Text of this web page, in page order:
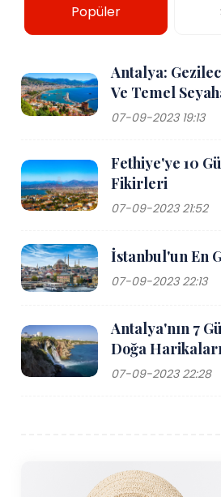
Popüler
Antalya:
Ve Temel
07-09-2023 19:13
Fethiye'ye 10
Fikirleri
07-09-2023 21:52
İstanbul'un En
07-09-2023 22:13
Antalya'nın 7
Doğa
07-09-2023 22:28